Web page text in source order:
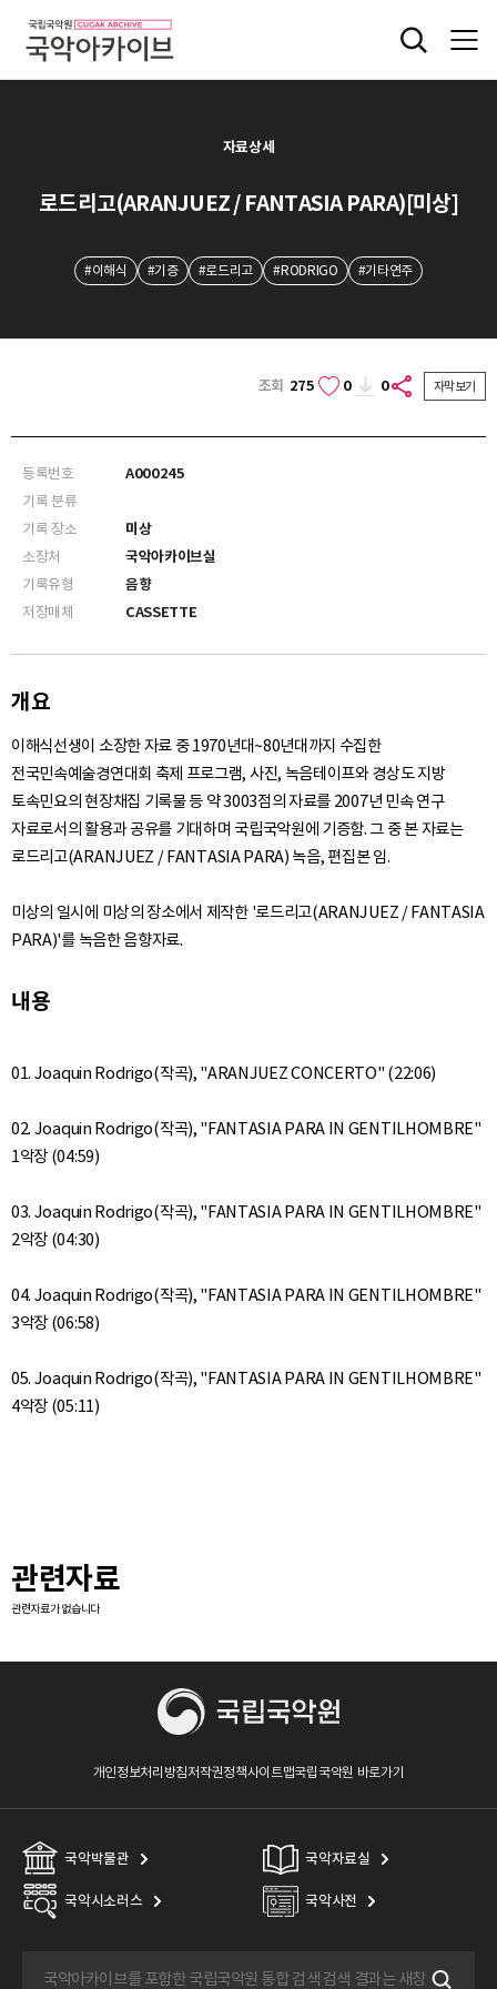
자료상세
로드리고(ARANJUEZ / FANTASIA PARA)[미상]
#이해식 #기증 #로드리고 #RODRIGO #기타연주
조회 275 0 0 자막보기
등록번호
A000245
기록 분류
기록 장소
미상
소장처
국악아카이브실
기록유형
음향
저장매체
CASSETTE
개요
이해식선생이 소장한 자료 중 1970년대~80년대까지 수집한
전국민속예술경연대회 축제 프로그램, 사진, 녹음테이프와 경상도 지방
토속민요의 현장채집 기록물 등 약 3003점의 자료를 2007년 민속 연구
자료로서의 활용과 공유를 기대하며 국립국악원에 기증함. 그 중 본 자료는
로드리고(ARANJUEZ / FANTASIA PARA) 녹음, 편집본 임.
미상의 일시에 미상의 장소에서 제작한 '로드리고(ARANJUEZ / FANTASIA
PARA)'를 녹음한 음향자료.
내용
01. Joaquin Rodrigo(작곡), "ARANJUEZ CONCERTO" (22:06)
02. Joaquin Rodrigo(작곡), "FANTASIA PARA IN GENTILHOMBRE"
1악장 (04:59)
03. Joaquin Rodrigo(작곡), "FANTASIA PARA IN GENTILHOMBRE"
2악장 (04:30)
04. Joaquin Rodrigo(작곡), "FANTASIA PARA IN GENTILHOMBRE"
3악장 (06:58)
05. Joaquin Rodrigo(작곡), "FANTASIA PARA IN GENTILHOMBRE"
관련자료
관련자료가 없습니다
개인정보처리방침저작권정책사이트맵국립국악원 바로가기
국악박물관 국악자료실
국악시소러스 국악사전